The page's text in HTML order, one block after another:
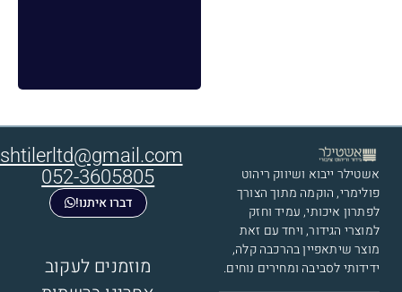
אשטילר ייבוא ושיווק ריהוט
פולימרי​, הוקמה מתוך הצורך
לפתרון איכותי, עמיד וחזק
למוצרי הגידור, ויחד עם זאת
מוצר שיתאפיין בהרכבה קלה,
ידידותי לסביבה ומחירים נוחים.
052-3605805
דברו איתנו!
מוזמנים לעקוב